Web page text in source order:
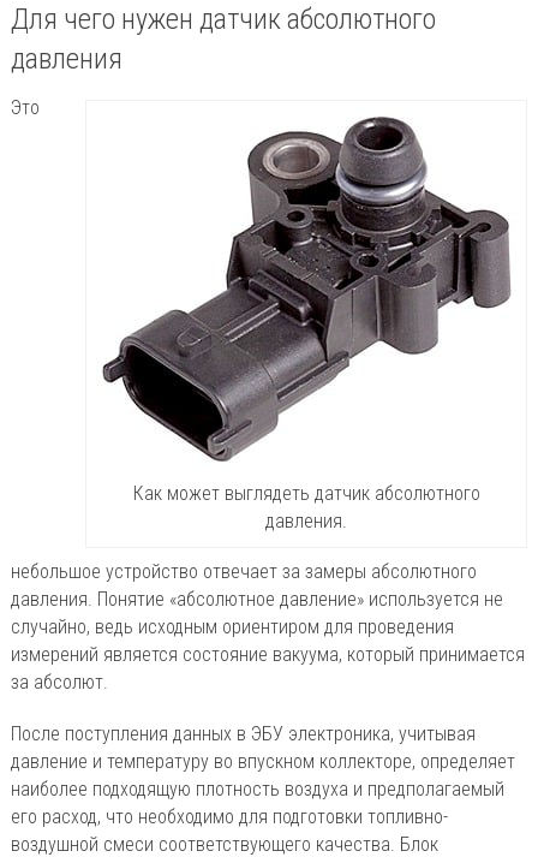
Для чего нужен датчик абсолютного
давления
Как может выглядеть датчик абсолютного
давления.
Это
небольшое устройство отвечает за замеры абсолютного
давления. Понятие «абсолютное давление» используется не
случайно, ведь исходным ориентиром для проведения
измерений является состояние вакуума, который принимается
за абсолют.
После поступления данных в ЭБУ электроника, учитывая
давление и температуру во впускном коллекторе, определяет
наиболее подходящую плотность воздуха и предполагаемый
его расход, что необходимо для подготовки топливно-
воздушной смеси соответствующего качества. Блок